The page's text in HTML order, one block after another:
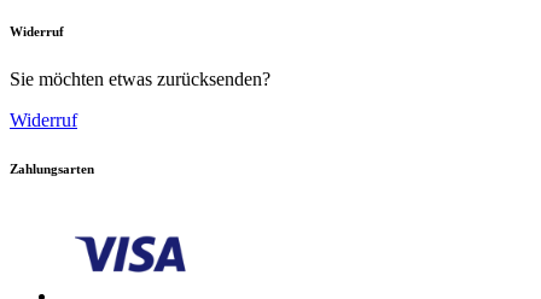
Download PDF
Widerruf
Sie möchten etwas zurücksenden?
Widerruf
Zahlungsarten